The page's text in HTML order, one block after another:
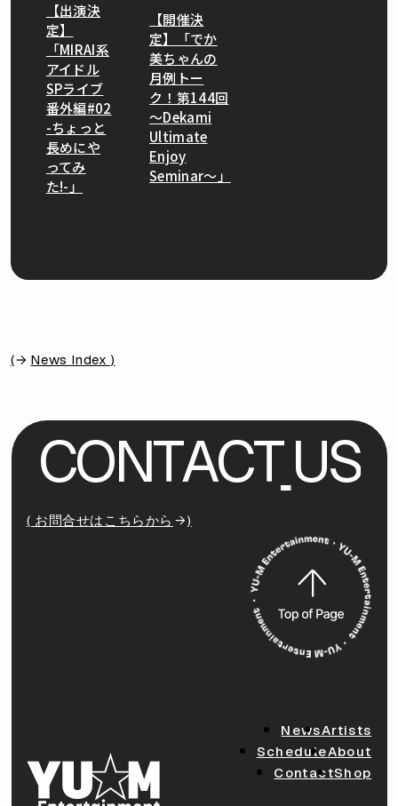
【出演決
定】
「MIRAI系
アイドル
SPライブ
番外編#02
-ちょっと
長めにや
ってみ
た!-」
【開催決
定】「でか
美ちゃんの
月例トー
ク！第144回
〜Dekami
Ultimate
Enjoy
Seminar〜」
( News Index )
CONTACT US
( お問合せはこちらから )
NewsArtists
ScheduleAbout
ContactShop